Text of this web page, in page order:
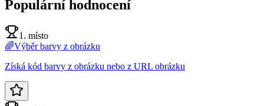
Populární hodnocení
1. místo
🌈Výběr barvy z obrázku
Získá kód barvy z obrázku nebo z URL obrázku